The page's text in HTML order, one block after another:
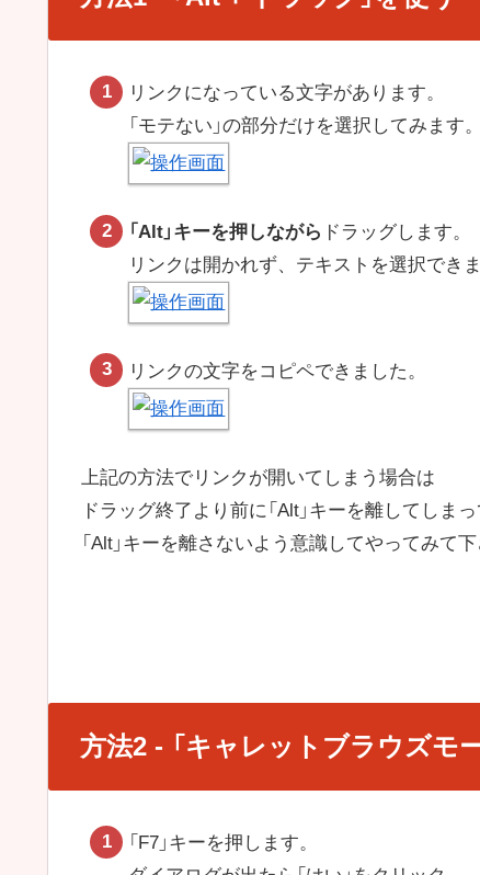
リンクになっている文字があります。
「モテない」の部分だけを選択してみます。
「Alt」キーを押しながら ドラッグします。
リンクは開かれず、テキストを選択でき
リンクの文字をコピペできました。
上記の方法でリンクが開いてしまう場合は
ドラッグ終了より前に「Alt」キーを離してしま
「Alt」キーを離さないよう意識してやってみて下
方法2 - 「キャレットブラウズモ
「F7」キーを押します。